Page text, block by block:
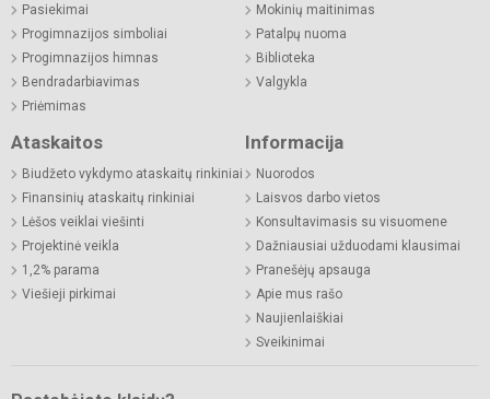
Pasiekimai
Progimnazijos simboliai
Progimnazijos himnas
Bendradarbiavimas
Priėmimas
Mokinių maitinimas
Patalpų nuoma
Biblioteka
Valgykla
Ataskaitos
Biudžeto vykdymo ataskaitų rinkiniai
Finansinių ataskaitų rinkiniai
Lėšos veiklai viešinti
Projektinė veikla
1,2% parama
Viešieji pirkimai
Informacija
Nuorodos
Laisvos darbo vietos
Konsultavimasis su visuomene
Dažniausiai užduodami klausimai
Pranešėjų apsauga
Apie mus rašo
Naujienlaiškiai
Sveikinimai